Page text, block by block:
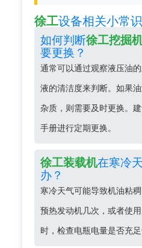
徐工设备相关小常识
如何判断徐工挖掘
要更换？
通常可以通过观察液压油
液的清洁度来判断。如果
杂质，则需要及时更换。
手册进行定期更换。
徐工装载机在寒冷
办？
寒冷天气可能导致机油粘
预热发动机几次，或者使
时，检查电瓶电量是否充足